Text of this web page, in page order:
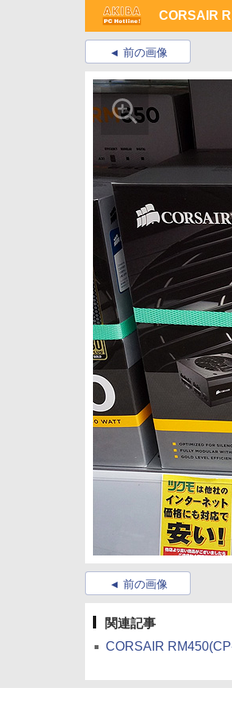
CORSAIR
前の画像
前の画像
関連記事
CORSAIR